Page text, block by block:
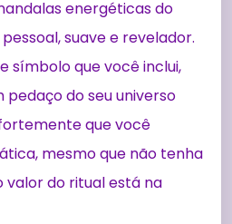
energéticas do
suave e revelador.
símbolo que você inclui,
do seu universo
que você
mesmo que não tenha
valor do ritual está na